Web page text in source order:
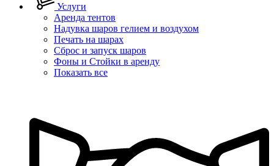
Услуги
Аренда тентов
Надувка шаров гелием и воздухом
Печать на шарах
Сброс и запуск шаров
Фоны и Стойки в аренду
Показать все